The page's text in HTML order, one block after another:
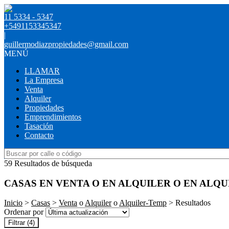
11 5334 - 5347
+5491153345347
|
guillermodiazpropiedades@gmail.com
MENÚ
LLAMAR
La Empresa
Venta
Alquiler
Propiedades
Emprendimientos
Tasación
Contacto
59 Resultados de búsqueda
CASAS EN VENTA O EN ALQUILER O EN
Inicio > Casas > Venta oAlquileroAlquiler-Temp > Resultados
Ordenar por
Filtrar (4)